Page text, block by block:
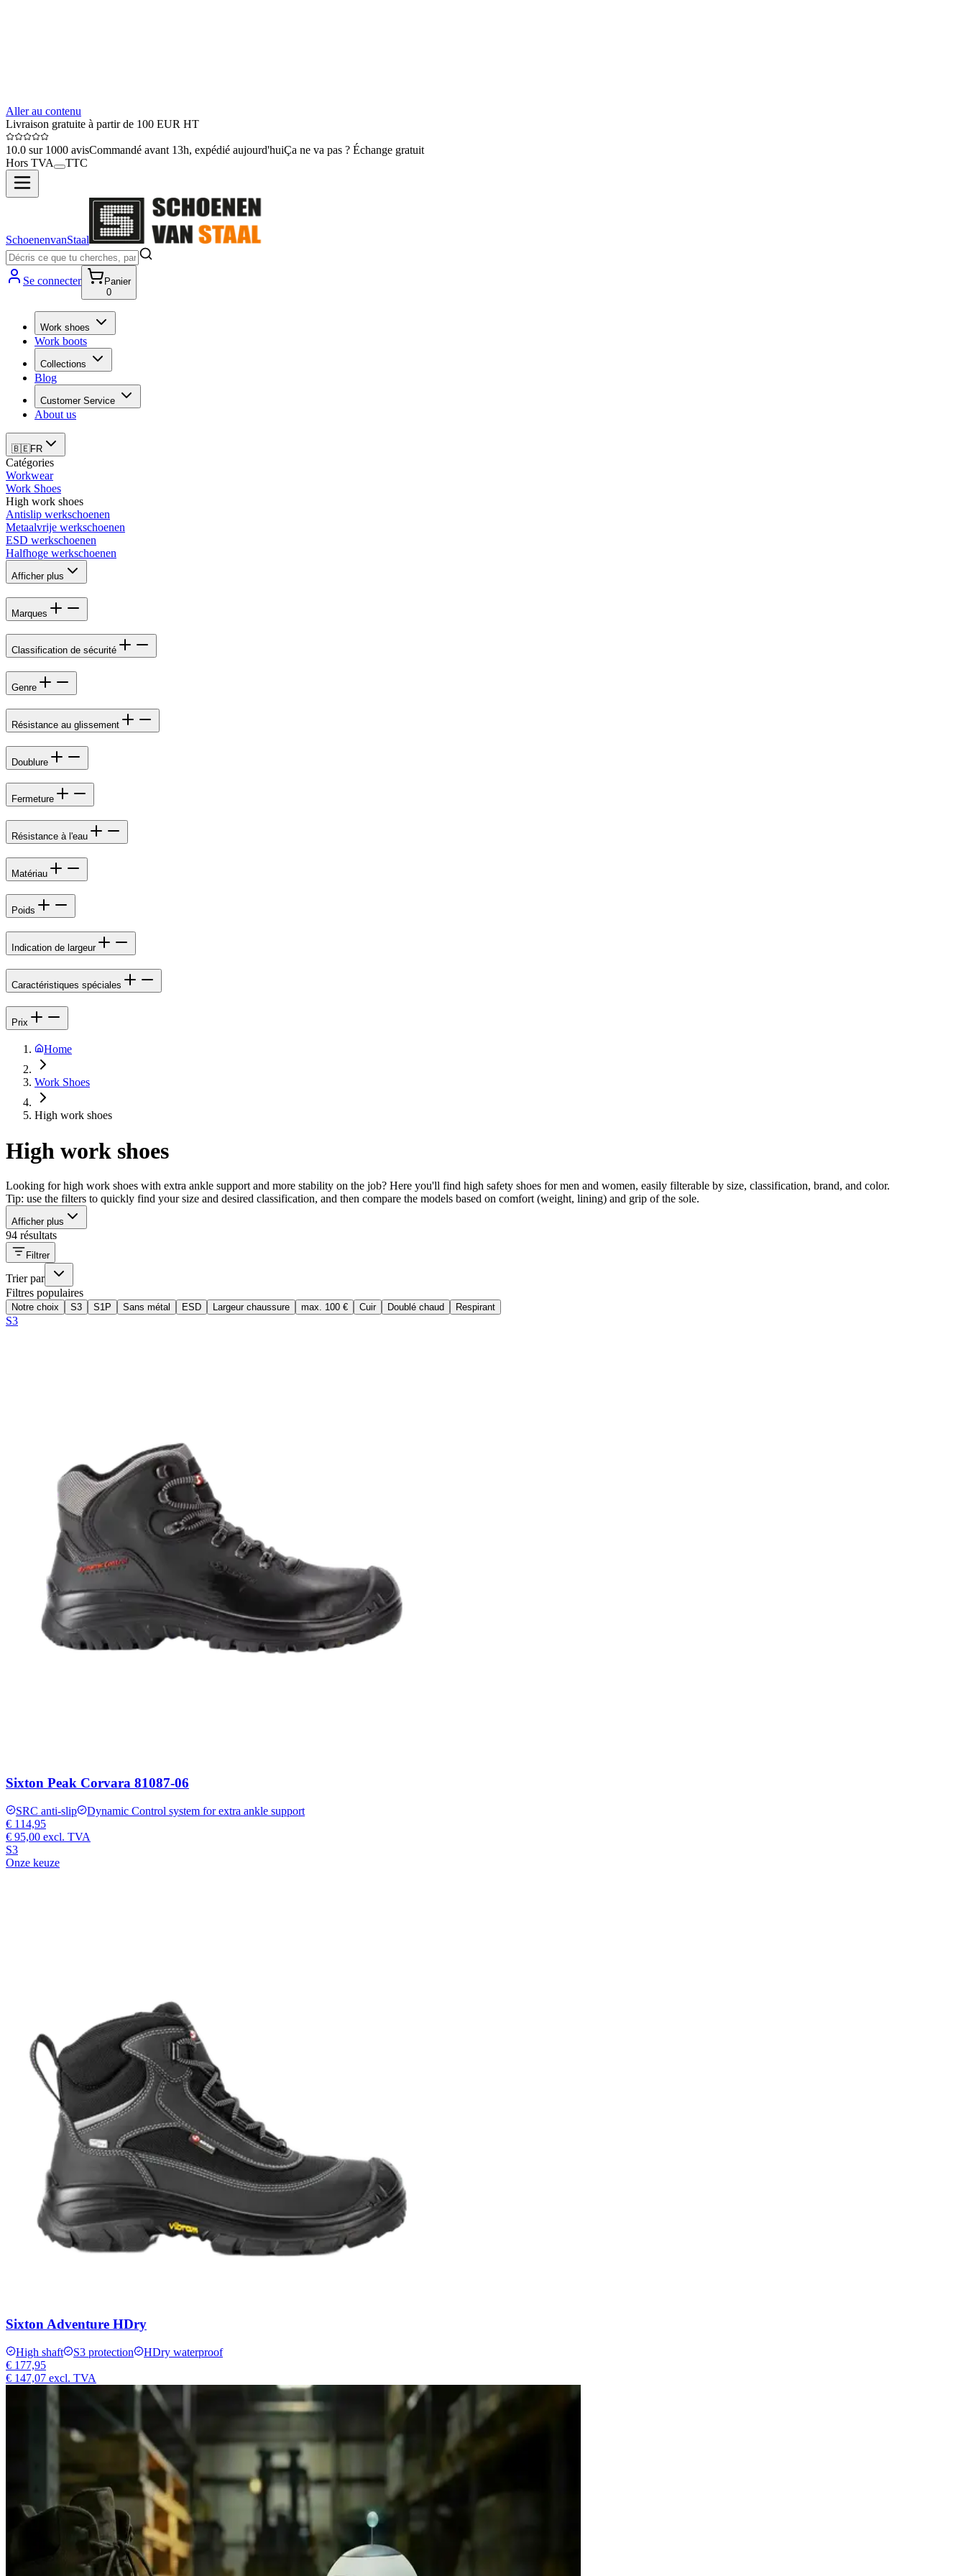
Aller au contenu
Livraison gratuite à partir de 100 EUR HT
10.0 sur 1000 avisCommandé avant 13h, expédié aujourd'huiÇa ne va pas ? Échange gratuit
Hors TVA
TTC
SchoenenvanStaal
Se connecter
Panier
0
Work shoes
Work boots
Collections
Blog
Customer Service
About us
🇧🇪FR
Catégories
Workwear
Work Shoes
High work shoes
Antislip werkschoenen
Metaalvrije werkschoenen
ESD werkschoenen
Halfhoge werkschoenen
Afficher plus
Marques
Classification de sécurité
Genre
Résistance au glissement
Doublure
Fermeture
Résistance à l'eau
Matériau
Poids
Indication de largeur
Caractéristiques spéciales
Prix
Home
Work Shoes
High work shoes
High work shoes
Looking for high work shoes with extra ankle support and more stability on the job? Here you'll find high safety shoes for men and women, easily filterable by size, classification, brand, and color.
Tip: use the filters to quickly find your size and desired classification, and then compare the models based on comfort (weight, lining) and grip of the sole.
Afficher plus
94 résultats
Filtrer
Trier par
Filtres populaires
Notre choix S3 S1P Sans métal ESD Largeur chaussure max. 100 € Cuir Doublé chaud Respirant
S3
Sixton Peak Corvara 81087-06
SRC anti-slip
Dynamic Control system for extra ankle support
€ 114,95
€ 95,00 excl. TVA
S3
Onze keuze
Sixton Adventure HDry
High shaft S3 protection
HDry waterproof
€ 177,95
€ 147,07 excl. TVA